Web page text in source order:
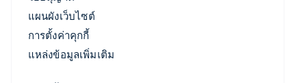
แผนผังเว็บไซต์
การตั้งค่าคุกกี้
แหล่งข้อมูลเพิ่มเติม